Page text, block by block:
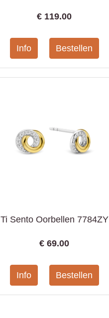
€ 119.00
Ti Sento Oorbellen 7784ZY
€69.00